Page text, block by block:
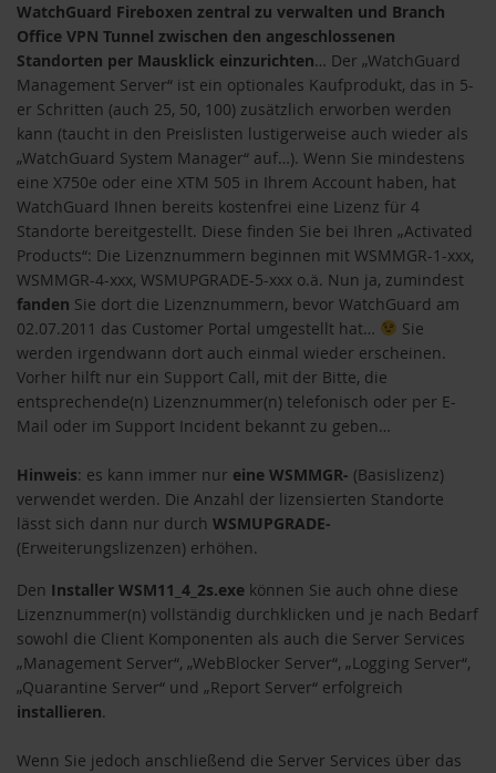
WatchGuard Fireboxen zentral zu verwalten und Branch
Office VPN Tunnel zwischen den angeschlossenen
Standorten per Mausklick einzurichten… Der „WatchGuard
Management Server“ ist ein optionales Kaufprodukt, das in 5-
er Schritten (auch 25, 50, 100) zusätzlich erworben werden
kann (taucht in den Preislisten lustigerweise auch wieder als
„WatchGuard System Manager“ auf…). Wenn Sie mindestens
eine X750e oder eine XTM 505 in Ihrem Account haben, hat
WatchGuard Ihnen bereits kostenfrei eine Lizenz für 4
Standorte bereitgestellt. Diese finden Sie bei Ihren „Activated
Products“: Die Lizenznummern beginnen mit WSMMGR-1-xxx,
WSMMGR-4-xxx, WSMUPGRADE-5-xxx o.ä. Nun ja, zumindest
fanden Sie dort die Lizenznummern, bevor WatchGuard am
02.07.2011 das Customer Portal umgestellt hat…
Sie
werden irgendwann dort auch einmal wieder erscheinen.
Vorher hilft nur ein Support Call, mit der Bitte, die
entsprechende(n) Lizenznummer(n) telefonisch oder per E-
Mail oder im Support Incident bekannt zu geben…
Hinweis: es kann immer nur eine WSMMGR- (Basislizenz)
verwendet werden. Die Anzahl der lizensierten Standorte
lässt sich dann nur durch WSMUPGRADE-
(Erweiterungslizenzen) erhöhen.
Den Installer WSM11_4_2s.exe können Sie auch ohne diese
Lizenznummer(n) vollständig durchklicken und je nach Bedarf
sowohl die Client Komponenten als auch die Server Services
„Management Server“, „WebBlocker Server“, „Logging Server“,
„Quarantine Server“ und „Report Server“ erfolgreich
installieren.
Wenn Sie jedoch anschließend die Server Services über das